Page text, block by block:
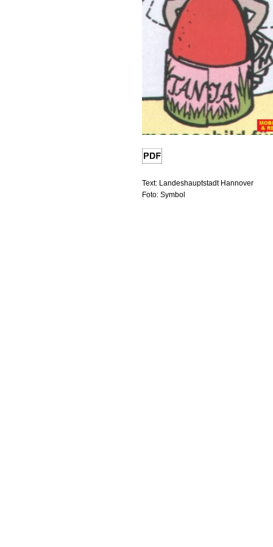
Text: Landeshauptstadt Hannover
Foto: Symbol